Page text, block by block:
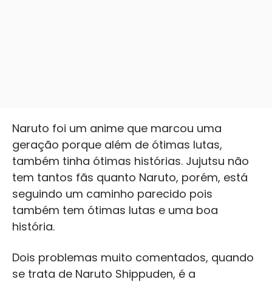
Naruto foi um anime que marcou uma
geração porque além de ótimas lutas,
também tinha ótimas histórias. Jujutsu não
tem tantos fãs quanto Naruto, porém, está
seguindo um caminho parecido pois
também tem ótimas lutas e uma boa
história.
Dois problemas muito comentados, quando
se trata de Naruto Shippuden, é a